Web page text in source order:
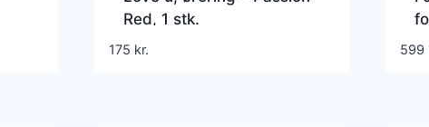
Red, 1 stk.
175 kr. 599